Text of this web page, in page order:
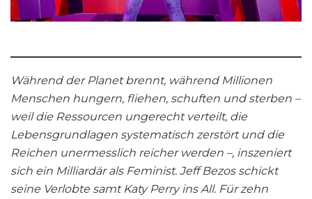
Während der Planet brennt, während Millionen
Menschen hungern, fliehen, schuften und sterben –
weil die Ressourcen ungerecht verteilt, die
Lebensgrundlagen systematisch zerstört und die
Reichen unermesslich reicher werden –, inszeniert
sich ein Milliardär als Feminist. Jeff Bezos schickt
seine Verlobte samt Katy Perry ins All. Für zehn